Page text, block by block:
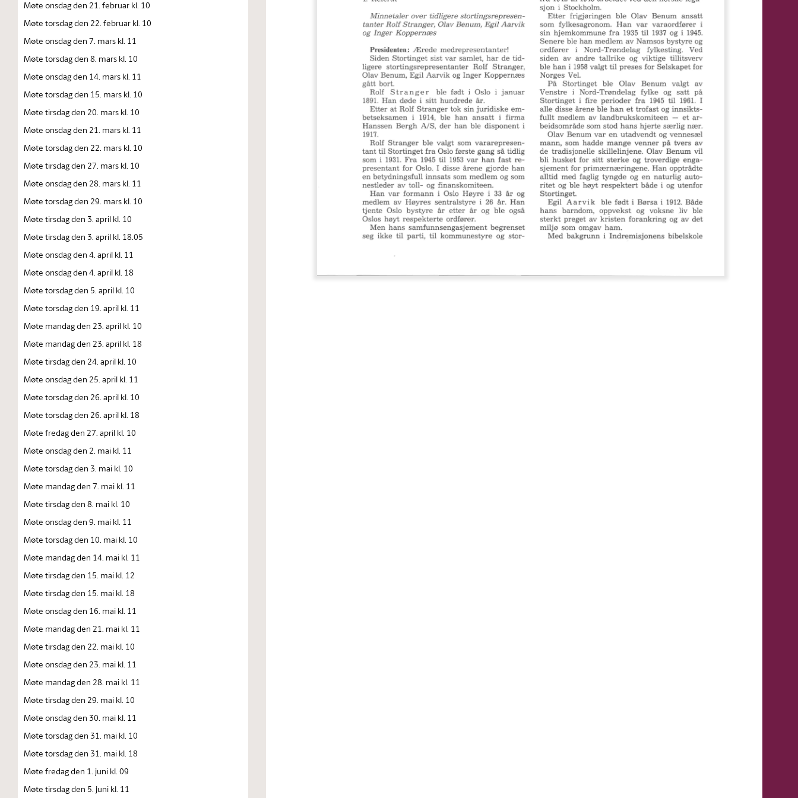
Møte onsdag den 21. februar kl. 10
Møte torsdag den 22. februar kl. 10
Møte onsdag den 7. mars kl. 11
Møte torsdag den 8. mars kl. 10
Møte onsdag den 14. mars kl. 11
Møte torsdag den 15. mars kl. 10
Møte tirsdag den 20. mars kl. 10
Møte onsdag den 21. mars kl. 11
Møte torsdag den 22. mars kl. 10
Møte tirsdag den 27. mars kl. 10
Møte onsdag den 28. mars kl. 11
Møte torsdag den 29. mars kl. 10
Møte tirsdag den 3. april kl. 10
Møte tirsdag den 3. april kl. 18.05
Møte onsdag den 4. april kl. 11
Møte onsdag den 4. april kl. 18
Møte torsdag den 5. april kl. 10
Møte torsdag den 19. april kl. 11
Møte mandag den 23. april kl. 10
Møte mandag den 23. april kl. 18
Møte tirsdag den 24. april kl. 10
Møte onsdag den 25. april kl. 11
Møte torsdag den 26. april kl. 10
Møte torsdag den 26. april kl. 18
Møte fredag den 27. april kl. 10
Møte onsdag den 2. mai kl. 11
Møte torsdag den 3. mai kl. 10
Møte mandag den 7. mai kl. 11
Møte tirsdag den 8. mai kl. 10
Møte onsdag den 9. mai kl. 11
Møte torsdag den 10. mai kl. 10
Møte mandag den 14. mai kl. 11
Møte tirsdag den 15. mai kl. 12
Møte tirsdag den 15. mai kl. 18
Møte onsdag den 16. mai kl. 11
Møte mandag den 21. mai kl. 11
Møte tirsdag den 22. mai kl. 10
Møte onsdag den 23. mai kl. 11
Møte mandag den 28. mai kl. 11
Møte tirsdag den 29. mai kl. 10
Møte onsdag den 30. mai kl. 11
Møte torsdag den 31. mai kl. 10
Møte torsdag den 31. mai kl. 18
Møte fredag den 1. juni kl. 09
Møte tirsdag den 5. juni kl. 11